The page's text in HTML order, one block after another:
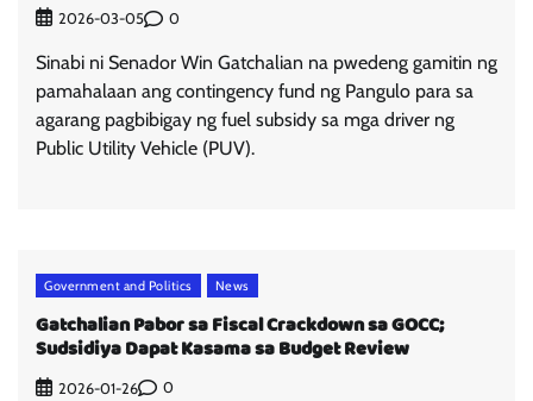
2026-03-05 0
Sinabi ni Senador Win Gatchalian na pwedeng gamitin ng
pamahalaan ang contingency fund ng Pangulo para sa
agarang pagbibigay ng fuel subsidy sa mga driver ng
Public Utility Vehicle (PUV).
Government and Politics News
Gatchalian Pabor sa Fiscal Crackdown sa GOCC;
Sudsidiya Dapat Kasama sa Budget Review
2026-01-26 0